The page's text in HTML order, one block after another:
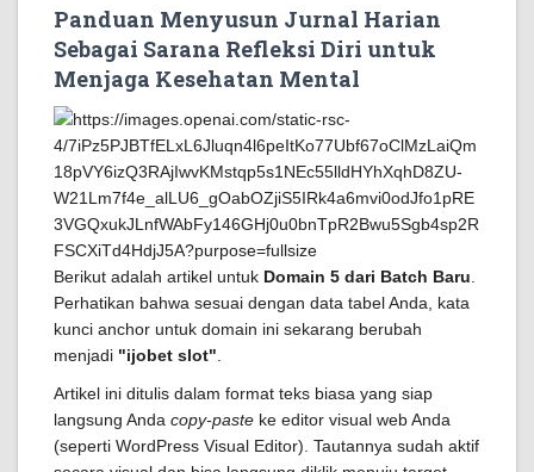
Panduan Menyusun Jurnal Harian
Sebagai Sarana Refleksi Diri untuk
Menjaga Kesehatan Mental
Berikut adalah artikel untuk Domain 5 dari Batch Baru
Perhatikan bahwa sesuai dengan data tabel Anda, kata
kunci anchor untuk domain ini sekarang berubah
menjadi "ijobet slot"
Artikel ini ditulis dalam format teks biasa yang siap
langsung Anda copy-paste ke editor visual web Anda
(seperti WordPress Visual Editor). Tautannya sudah aktif